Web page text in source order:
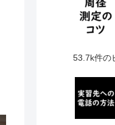
53.7k件の